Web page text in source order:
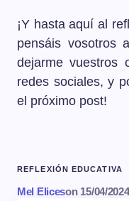
¡Y hasta aquí al
pensáis vosotros
dejarme vuestros
redes sociales, y
el próximo post!
REFLEXIÓN EDUCATIVA
Mel Eliceson 15/04/2024